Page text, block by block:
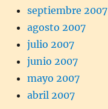
septiembre 2007
agosto 2007
julio 2007
junio 2007
mayo 2007
abril 2007